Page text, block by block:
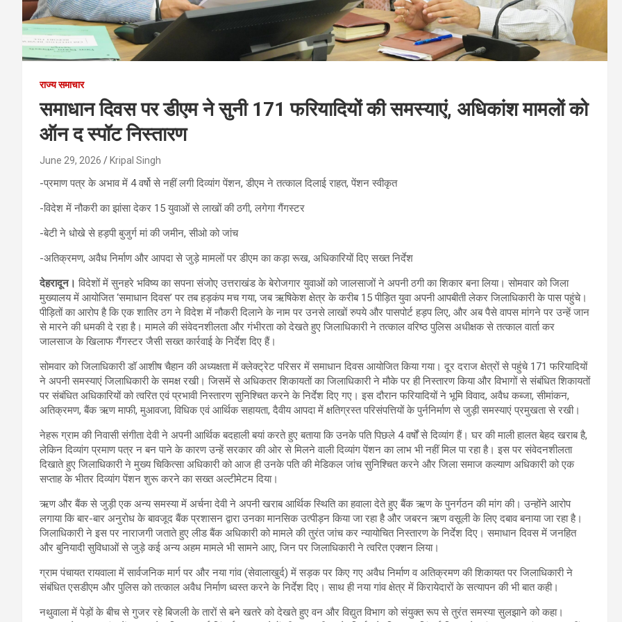
राज्य समाचार
समाधान दिवस पर डीएम ने सुनी 171 फरियादियों की समस्याएं, अधिकांश मामलों को
ऑन द स्पॉट निस्तारण
June 29, 2026 Kripal Singh
-प्रमाण पत्र के अभाव में 4 वर्षो से नहीं लगी दिव्यांग पेंशन, डीएम ने तत्काल दिलाई राहत, पेंशन स्वीकृत
-विदेश में नौकरी का झांसा देकर 15 युवाओं से लाखों की ठगी, लगेगा गैंगस्टर
-बेटी ने धोखे से हड़पी बुजुर्ग मां की जमीन, सीओ को जांच
-अतिक्रमण, अवैध निर्माण और आपदा से जुड़े मामलों पर डीएम का कड़ा रूख, अधिकारियों दिए सख्त निर्देश
देहरादून। विदेशों में सुनहरे भविष्य का सपना संजोए उत्तराखंड के बेरोजगार युवाओं को जालसाजों ने अपनी ठगी का शिकार बना लिया। सोमवार को जिला
मुख्यालय में आयोजित ‘समाधान दिवस’ पर तब हड़कंप मच गया, जब ऋषिकेश क्षेत्र के करीब 15 पीड़ित युवा अपनी आपबीती लेकर जिलाधिकारी के पास पहुंचे।
पीड़ितों का आरोप है कि एक शातिर ठग ने विदेश में नौकरी दिलाने के नाम पर उनसे लाखों रुपये और पासपोर्ट हड़प लिए, और अब पैसे वापस मांगने पर उन्हें जान
से मारने की धमकी दे रहा है। मामले की संवेदनशीलता और गंभीरता को देखते हुए जिलाधिकारी ने तत्काल वरिष्ठ पुलिस अधीक्षक से तत्काल वार्ता कर
जालसाज के खिलाफ गैंगस्टर जैसी सख्त कार्रवाई के निर्देश दिए हैं।
सोमवार को जिलाधिकारी डॉ आशीष चैहान की अध्यक्षता में क्लेक्ट्रेट परिसर में समाधान दिवस आयोजित किया गया। दूर दराज क्षेत्रों से पहुंचे 171 फरियादियों
ने अपनी समस्याएं जिलाधिकारी के समक्ष रखी। जिसमें से अधिकतर शिकायतों का जिलाधिकारी ने मौके पर ही निस्तारण किया और विभागों से संबंधित शिकायतों
पर संबंधित अधिकारियों को त्वरित एवं प्रभावी निस्तारण सुनिश्चित करने के निर्देश दिए गए। इस दौरान फरियादियों ने भूमि विवाद, अवैध कब्जा, सीमांकन,
अतिक्रमण, बैंक ऋण माफी, मुआवजा, विधिक एवं आर्थिक सहायता, दैवीय आपदा में क्षतिग्रस्त परिसंपत्तियों के पुर्ननिर्माण से जुड़ी समस्याएं प्रमुखता से रखी।
नेहरू ग्राम की निवासी संगीता देवी ने अपनी आर्थिक बदहाली बयां करते हुए बताया कि उनके पति पिछले 4 वर्षों से दिव्यांग हैं। घर की माली हालत बेहद खराब है,
लेकिन दिव्यांग प्रमाण पत्र न बन पाने के कारण उन्हें सरकार की ओर से मिलने वाली दिव्यांग पेंशन का लाभ भी नहीं मिल पा रहा है। इस पर संवेदनशीलता
दिखाते हुए जिलाधिकारी ने मुख्य चिकित्सा अधिकारी को आज ही उनके पति की मेडिकल जांच सुनिश्चित करने और जिला समाज कल्याण अधिकारी को एक
सप्ताह के भीतर दिव्यांग पेंशन शुरू करने का सख्त अल्टीमेटम दिया।
ऋण और बैंक से जुड़ी एक अन्य समस्या में अर्चना देवी ने अपनी खराब आर्थिक स्थिति का हवाला देते हुए बैंक ऋण के पुनर्गठन की मांग की। उन्होंने आरोप
लगाया कि बार-बार अनुरोध के बावजूद बैंक प्रशासन द्वारा उनका मानसिक उत्पीड़न किया जा रहा है और जबरन ऋण वसूली के लिए दबाव बनाया जा रहा है।
जिलाधिकारी ने इस पर नाराजगी जताते हुए लीड बैंक अधिकारी को मामले की तुरंत जांच कर न्यायोचित निस्तारण के निर्देश दिए। समाधान दिवस में जनहित
और बुनियादी सुविधाओं से जुड़े कई अन्य अहम मामले भी सामने आए, जिन पर जिलाधिकारी ने त्वरित एक्शन लिया।
ग्राम पंचायत रायवाला में सार्वजनिक मार्ग पर और नया गांव (सेवालाखुर्द) में सड़क पर किए गए अवैध निर्माण व अतिक्रमण की शिकायत पर जिलाधिकारी ने
संबंधित एसडीएम और पुलिस को तत्काल अवैध निर्माण ध्वस्त करने के निर्देश दिए। साथ ही नया गांव क्षेत्र में किरायेदारों के सत्यापन की भी बात कही।
नथुवाला में पेड़ों के बीच से गुजर रहे बिजली के तारों से बने खतरे को देखते हुए वन और विद्युत विभाग को संयुक्त रूप से तुरंत समस्या सुलझाने को कहा।